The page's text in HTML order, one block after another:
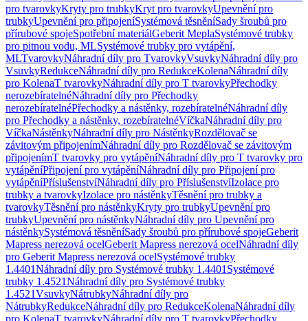
pro tvarovkyKryty pro trubkyKryt pro tvarovkyUpevnění pro
trubkyUpevnění pro připojeníSystémová těsněníSady šroubů pro
přírubové spojeSpotřební materiálGeberit MeplaSystémové trubky
pro pitnou vodu, MLSystémové trubky pro vytápění,
MLTvarovkyNáhradní díly pro TvarovkyVsuvkyNáhradní díly pro
VsuvkyRedukceNáhradní díly pro RedukceKolenaNáhradní díly
pro KolenaT tvarovkyNáhradní díly pro T tvarovkyPřechodky
nerozebíratelnéNáhradní díly pro Přechodky
nerozebíratelnéPřechodky a nástěnky, rozebíratelnéNáhradní díly
pro Přechodky a nástěnky, rozebíratelnéVíčkaNáhradní díly pro
VíčkaNástěnkyNáhradní díly pro NástěnkyRozdělovač se
závitovým připojenímNáhradní díly pro Rozdělovač se závitovým
připojenímT tvarovky pro vytápěníNáhradní díly pro T tvarovky pro
vytápěníPřipojení pro vytápěníNáhradní díly pro Připojení pro
vytápěníPříslušenstvíNáhradní díly pro PříslušenstvíIzolace pro
trubky a tvarovkyIzolace pro nástěnkyTěsnění pro trubky a
tvarovkyTěsnění pro nástěnkyKryty pro trubkyUpevnění pro
trubkyUpevnění pro nástěnkyNáhradní díly pro Upevnění pro
nástěnkySystémová těsněníSady šroubů pro přírubové spojeGeberit
Mapress nerezová ocelGeberit Mapress nerezová ocelNáhradní díly
pro Geberit Mapress nerezová ocelSystémové trubky
1.4401Náhradní díly pro Systémové trubky 1.4401 Systémové
trubky 1.4521Náhradní díly pro Systémové trubky
1.4521VsuvkyNátrubkyNáhradní díly pro
NátrubkyRedukceNáhradní díly pro RedukceKolenaNáhradní díly
pro KolenaT tvarovkyNáhradní díly pro T tvarovkyPřechodky